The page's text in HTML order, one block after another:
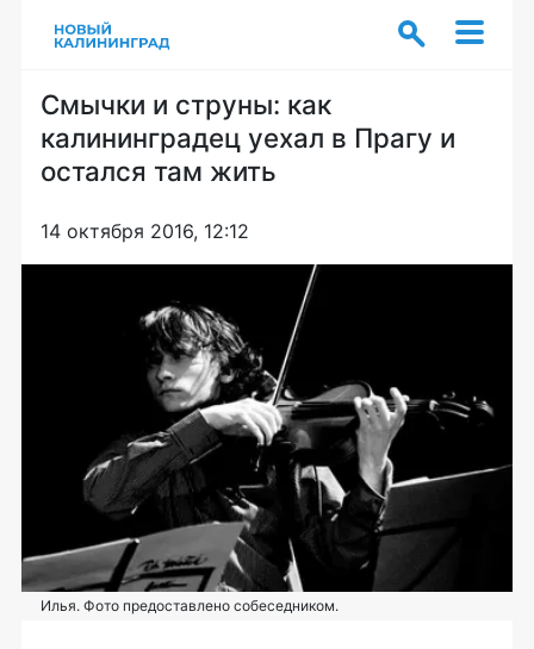
Смычки и струны: как
калининградец уехал в Прагу и
остался там жить
14 октября 2016, 12:12
Илья. Фото предоставлено собеседником.